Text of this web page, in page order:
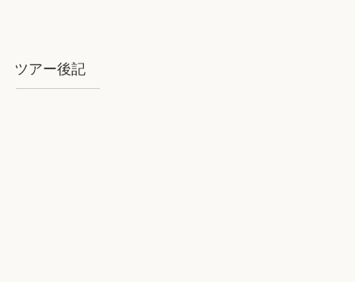
ツアー後記